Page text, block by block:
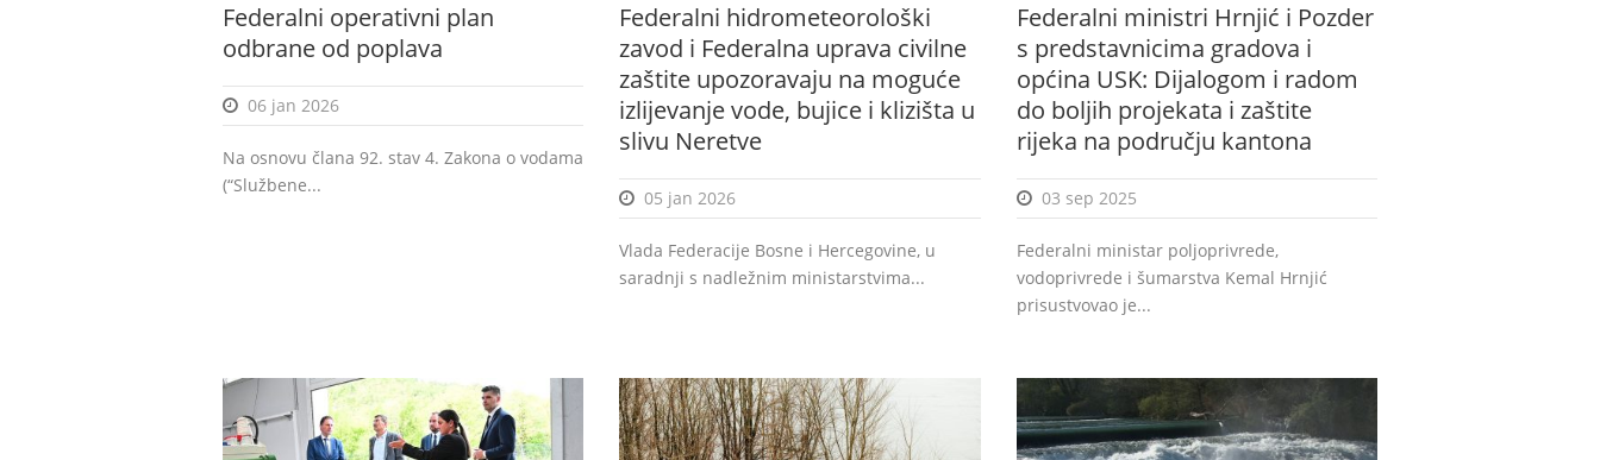
Federalni operativni plan
odbrane od poplava
06 jan 2026
Na osnovu člana 92. stav 4. Zakona o vodama
(“Službene...
Federalni hidrometeorološki
zavod i Federalna uprava civilne
zaštite upozoravaju na moguće
izlijevanje vode, bujice i klizišta u
slivu Neretve
05 jan 2026
Vlada Federacije Bosne i Hercegovine, u
saradnji s nadležnim ministarstvima...
Federalni ministri Hrnjić i Pozder
s predstavnicima gradova i
općina USK: Dijalogom i radom
do boljih projekata i zaštite
rijeka na području kantona
03 sep 2025
Federalni ministar poljoprivrede,
vodoprivrede i šumarstva Kemal Hrnjić
prisustvovao je...